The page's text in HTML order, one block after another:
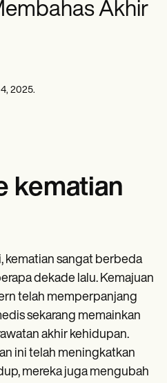
Akhir
2025.
kematian
kematian sangat berbeda
dekade lalu. Kemajuan
telah memperpanjang
sekarang memainkan
akhir kehidupan.
ini telah meningkatkan
mereka juga mengubah